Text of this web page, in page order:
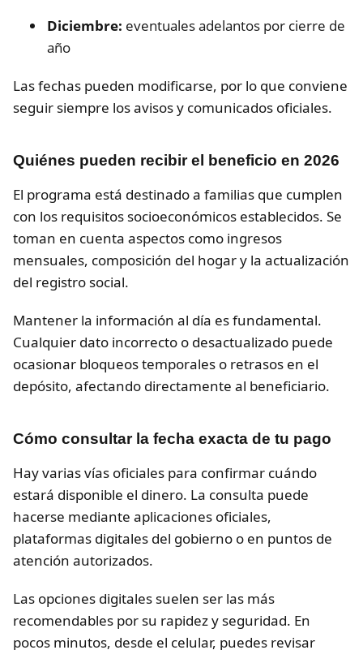
Diciembre: eventuales adelantos por cierre de
año
Las fechas pueden modificarse, por lo que conviene
seguir siempre los avisos y comunicados oficiales.
Quiénes pueden recibir el beneficio en 2026
El programa está destinado a familias que cumplen
con los requisitos socioeconómicos establecidos. Se
toman en cuenta aspectos como ingresos
mensuales, composición del hogar y la actualización
del registro social.
Mantener la información al día es fundamental.
Cualquier dato incorrecto o desactualizado puede
ocasionar bloqueos temporales o retrasos en el
depósito, afectando directamente al beneficiario.
Cómo consultar la fecha exacta de tu pago
Hay varias vías oficiales para confirmar cuándo
estará disponible el dinero. La consulta puede
hacerse mediante aplicaciones oficiales,
plataformas digitales del gobierno o en puntos de
atención autorizados.
Las opciones digitales suelen ser las más
recomendables por su rapidez y seguridad. En
pocos minutos, desde el celular, puedes revisar